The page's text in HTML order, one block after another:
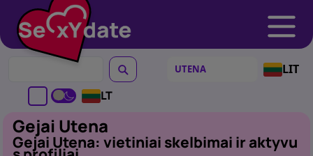
LIT
LT
Gejai Utena
Gejai Utena: vietiniai skelbimai ir aktyvu